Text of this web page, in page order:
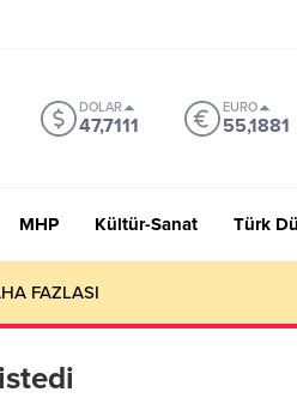
DOLAR
47,7111
EURO
55,1881
MHP Kültür-Sanat Türk
FAZLASI